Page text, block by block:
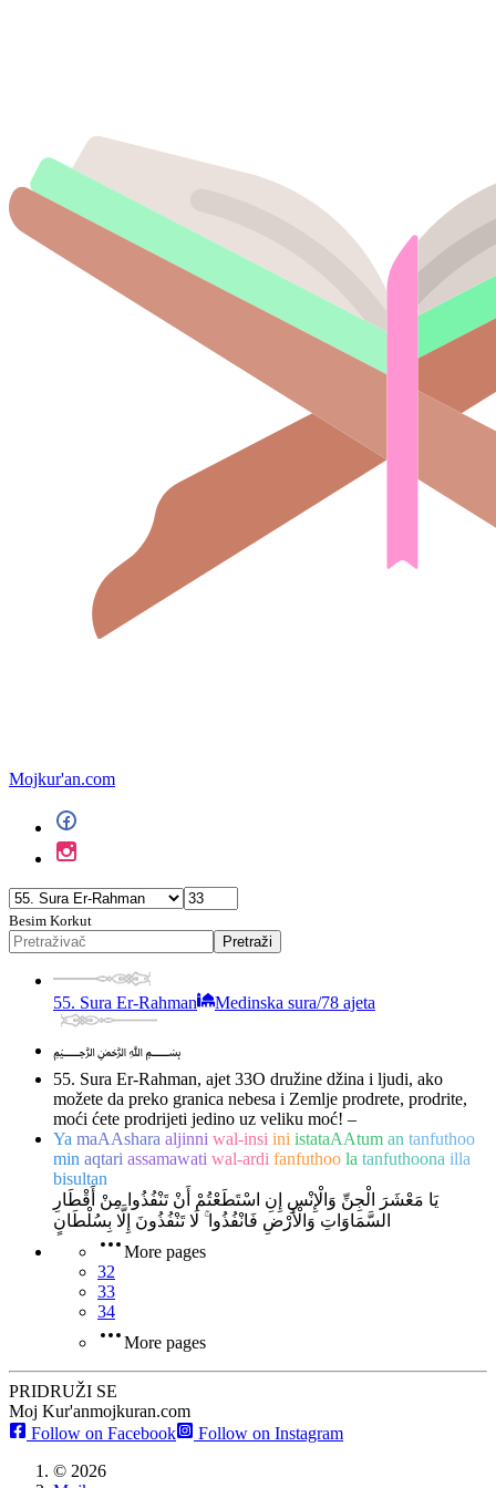
Mojkur'an.com
Besim Korkut
Pretraži
55. Sura Er-Rahman Medinska sura/78 ajeta
﷽
55. Sura Er-Rahman, ajet 33O družine džina i ljudi, ako
možete da preko granica nebesa i Zemlje prodrete, prodrite,
moći ćete prodrijeti jedino uz veliku moć! –
Ya maAAshara aljinni wal-insi ini istataAAtum an tanfuthoo
min aqtari assamawati wal-ardi fanfuthoo la tanfuthoona illa
bisultan
يَا مَعْشَرَ الْجِنِّ وَالْإِنْسِ إِنِ اسْتَطَعْتُمْ أَنْ تَنْفُذُوا مِنْ أَقْطَارِ
السَّمَاوَاتِ وَالْأَرْضِ فَانْفُذُوا ۚ لَا تَنْفُذُونَ إِلَّا بِسُلْطَانٍ
More pages
32
33
34
More pages
PRIDRUŽI SE
Moj Kur'anmojkuran.com
Follow on Facebook
Follow on Instagram
© 2026